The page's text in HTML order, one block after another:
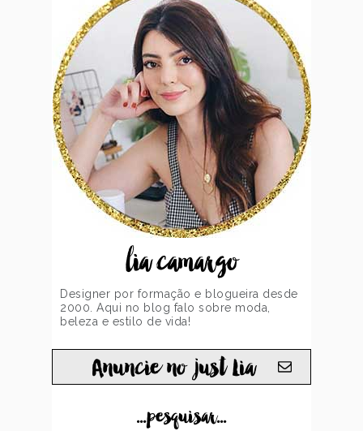
lia camargo
Designer por formação e blogueira desde
2000. Aqui no blog falo sobre moda,
beleza e estilo de vida!
Anuncie no just Lia
...pesquisar...